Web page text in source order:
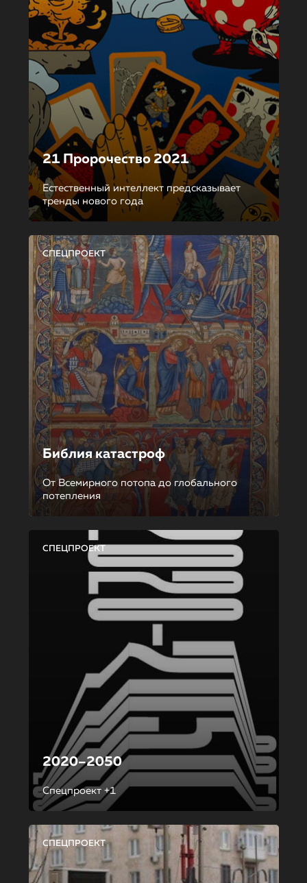
21 Пророчество 2021
Естественный интеллект предсказывает
тренды нового года
СПЕЦПРОЕКТ
Библия катастроф
От Всемирного потопа до глобального
потепления
СПЕЦПРОЕКТ
2020–2050
Спецпроект +1
СПЕЦПРОЕКТ